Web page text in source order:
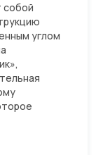
собой
углом